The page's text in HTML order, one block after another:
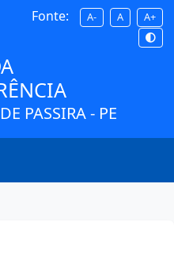
Fonte: A- A A+
PASSIRA - PE